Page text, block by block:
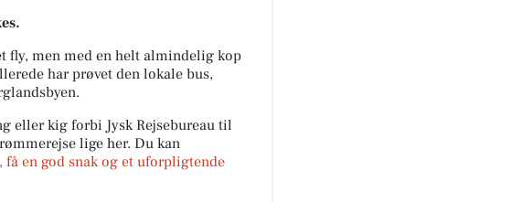
fly, men med en helt almindelig kop
har prøvet den lokale bus,
eller kig forbi Jysk Rejsebureau til
lige her. Du kan
få en god snak og et uforpligtende